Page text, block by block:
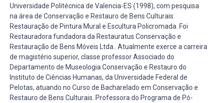
Universidade Politécnica de Valencia-ES (1998), com pesquisa
na área de Conservação e Restauro de Bens Culturais:
Restauração de Pintura Mural e Escultura Policromada. Foi
Restauradora fundadora da Restauratus Conservação e
Restauração de Bens Móveis Ltda.. Atualmente exerce a carreira
de magistério superior, classe professor Associado do
Departamento de Museologia Conservação e Restauro do
Instituto de Ciências Humanas, da Universidade Federal de
Pelotas, atuando no Curso de Bacharelado em Conservação e
Restauro de Bens Culturais. Professora do Programa de Pó-